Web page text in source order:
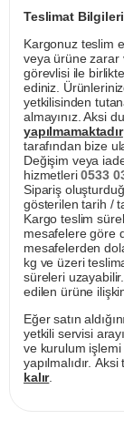
Teslimat Bilgileri
Kargonuz teslim
veya ürüne zarar
görevlisi ile
ediniz.
yetkilisinden
almayınız. Aksi
yapılmamaktadır
tarafından bize
Değişim veya
hizmetleri0533
Sipariş
gösterilen tarih /
Kargo teslim
mesafelere göre
mesafelerden
kg ve üzeri
süreleri
edilen ürüne
Eğer satın
yetkili servisi
ve kurulum işlemi
yapılmalıdır.
kalır.